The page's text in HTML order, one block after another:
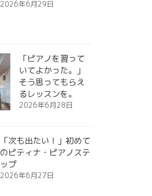
2026年6月29日
「ピアノを習って
いてよかった。」
そう思ってもらえ
るレッスンを。
2026年6月28日
「次も出たい！」初めて
のピティナ・ピアノステ
ップ
2026年6月27日